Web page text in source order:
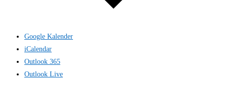
Google Kalender
iCalendar
Outlook 365
Outlook Live